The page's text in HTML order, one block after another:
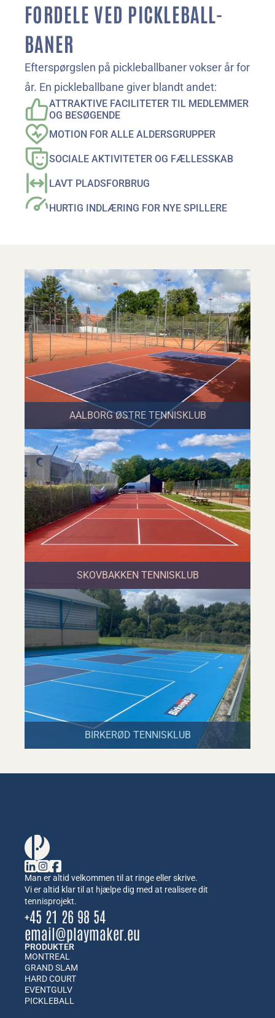
FORDELE VED PICKLEBALL-
BANER
Efterspørgslen på pickleballbaner vokser år for
år. En pickleballbane giver blandt andet:
ATTRAKTIVE FACILITETER TIL MEDLEMMER
OG BESØGENDE
MOTION FOR ALLE ALDERSGRUPPER
SOCIALE AKTIVITETER OG FÆLLESSKAB
LAVT PLADSFORBRUG
HURTIG INDLÆRING FOR NYE SPILLERE
AALBORG ØSTRE TENNISKLUB
SKOVBAKKEN TENNISKLUB
BIRKERØD TENNISKLUB
Man er altid velkommen til at ringe eller skrive.
Vi er altid klar til at hjælpe dig med at realisere dit
tennisprojekt.
+45 21 26 98 54
email@playmaker.eu
PRODUKTER
MONTREAL
GRAND SLAM
HARD COURT
EVENTGULV
PICKLEBALL